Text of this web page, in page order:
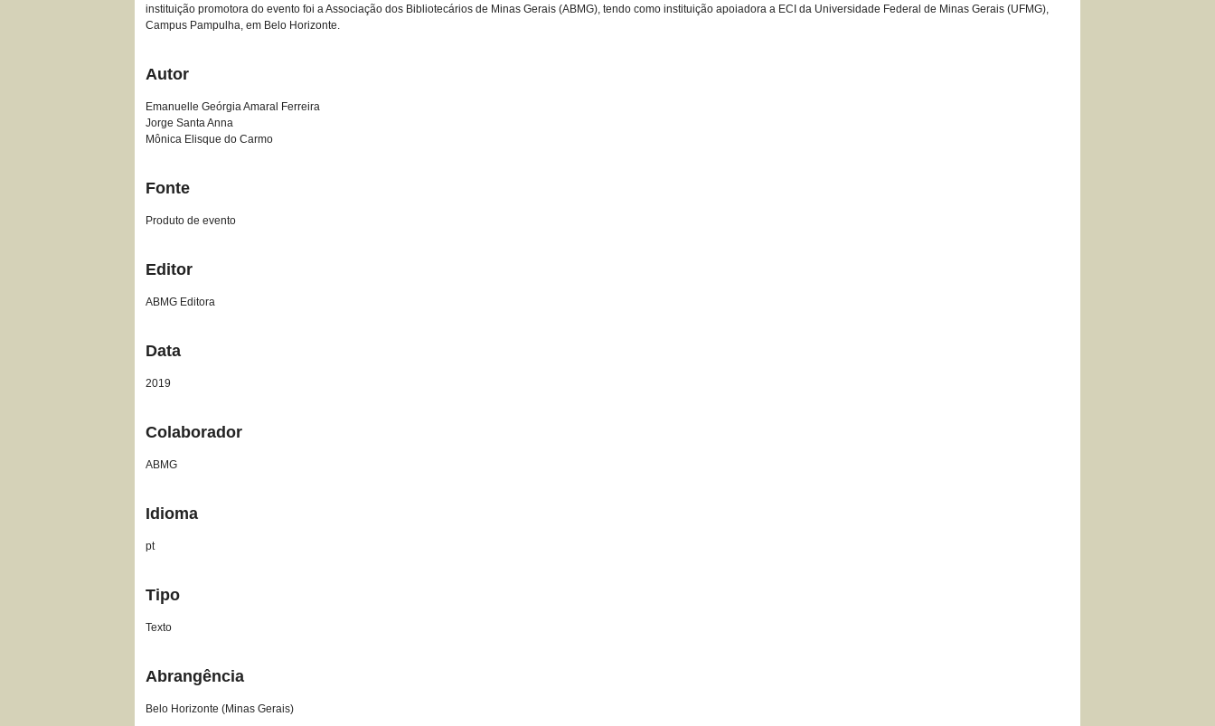
instituição promotora do evento foi a Associação dos Bibliotecários de Minas Gerais (ABMG), tendo como instituição apoiadora a ECI da Universidade Federal de Minas Gerais (UFMG),
Campus Pampulha, em Belo Horizonte.
Autor
Emanuelle Geórgia Amaral Ferreira
Jorge Santa Anna
Mônica Elisque do Carmo
Fonte
Produto de evento
Editor
ABMG Editora
Data
2019
Colaborador
ABMG
Idioma
pt
Tipo
Texto
Abrangência
Belo Horizonte (Minas Gerais)